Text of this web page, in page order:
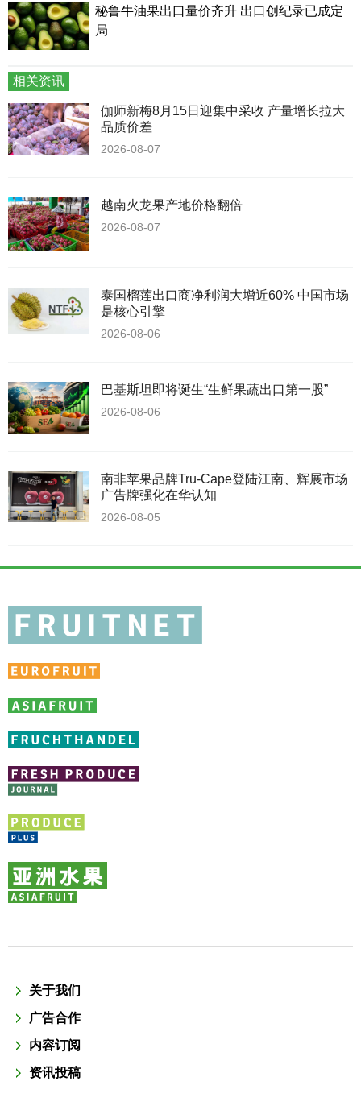
秘鲁牛油果出口量价齐升 出口创纪录已成定
局
相关资讯
伽师新梅8月15日迎集中采收 产量增长拉大
品质价差
2026-08-07
越南火龙果产地价格翻倍
2026-08-07
泰国榴莲出口商净利润大增近60% 中国市场
是核心引擎
2026-08-06
巴基斯坦即将诞生“生鲜果蔬出口第一股”
2026-08-06
南非苹果品牌Tru-Cape登陆江南、辉展市场
广告牌强化在华认知
2026-08-05
关于我们
广告合作
内容订阅
资讯投稿